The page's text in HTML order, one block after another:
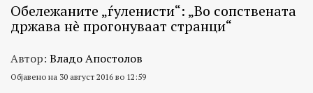
Обележаните „ѓуленисти“: „Во сопствената
држава нè прогонуваат странци“
Автор: Владо Апостолов
Објавено на 30 август 2016 во 12:59